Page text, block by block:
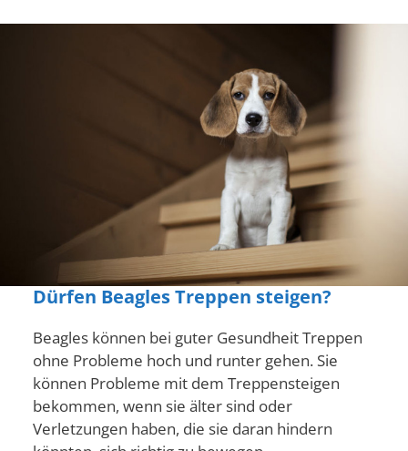
Dürfen Beagles Treppen steigen?
Beagles können bei guter Gesundheit Treppen
ohne Probleme hoch und runter gehen. Sie
können Probleme mit dem Treppensteigen
bekommen, wenn sie älter sind oder
Verletzungen haben, die sie daran hindern